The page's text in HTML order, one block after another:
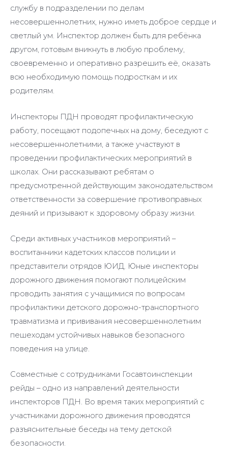
службу в подразделении по делам
несовершеннолетних, нужно иметь доброе сердце и
светлый ум. Инспектор должен быть для ребёнка
другом, готовым вникнуть в любую проблему,
своевременно и оперативно разрешить её, оказать
всю необходимую помощь подросткам и их
родителям.
Инспекторы ПДН проводят профилактическую
работу, посещают подопечных на дому, беседуют с
несовершеннолетними, а также участвуют в
проведении профилактических мероприятий в
школах. Они рассказывают ребятам о
предусмотренной действующим законодательством
ответственности за совершение противоправных
деяний и призывают к здоровому образу жизни.
Среди активных участников мероприятий –
воспитанники кадетских классов полиции и
представители отрядов ЮИД. Юные инспекторы
дорожного движения помогают полицейским
проводить занятия с учащимися по вопросам
профилактики детского дорожно-транспортного
травматизма и прививания несовершеннолетним
пешеходам устойчивых навыков безопасного
поведения на улице.
Совместные с сотрудниками Госавтоинспекции
рейды – одно из направлений деятельности
инспекторов ПДН. Во время таких мероприятий с
участниками дорожного движения проводятся
разъяснительные беседы на тему детской
безопасности.